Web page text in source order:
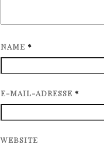
NAME *
E-MAIL-ADRESSE *
WEBSITE